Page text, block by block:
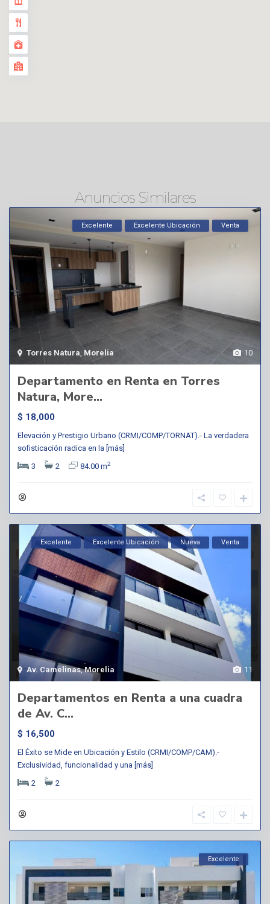
Anuncios Similares
10
Torres Natura Morelia
Excelente Excelente Ubicación Venta
Departamento en Renta en Torres
Natura, More...
$ 18,000
Elevación y Prestigio Urbano (CRMI/COMP/TORNAT).- La verdadera
sofisticación radica en la [más]
3
2 84.00 m2
11
Av. Camelinas,Morelia
Excelente Excelente Ubicación Nueva Venta
Departamentos en Renta a una cuadra
de Av. C...
$ 16,500
El Éxito se Mide en Ubicación y Estilo (CRMI/COMP/CAM).-
Exclusividad, funcionalidad y una [más]
2
2
Excelente